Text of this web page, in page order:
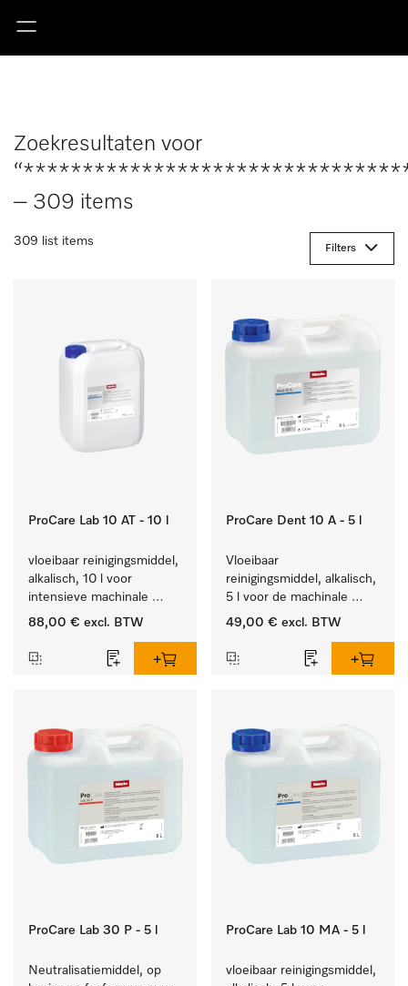
Zoekresultaten voor
– 309 items
309 list items
Filters
ProCare Lab 10 AT - 10 l
vloeibaar reinigingsmiddel,
alkalisch, 10 l voor
intensieve machinale
reiniging van
gerei.
88,00 € excl. BTW
ProCare Dent 10 A - 5 l
Vloeibaar
reinigingsmiddel, alkalisch,
5 l voor de machinale
behandeling van
instrumenten.
49,00 € excl. BTW
ProCare Lab 30 P - 5 l
Neutralisatiemiddel, op
ProCare Lab 10 MA - 5 l
vloeibaar reinigingsmiddel,